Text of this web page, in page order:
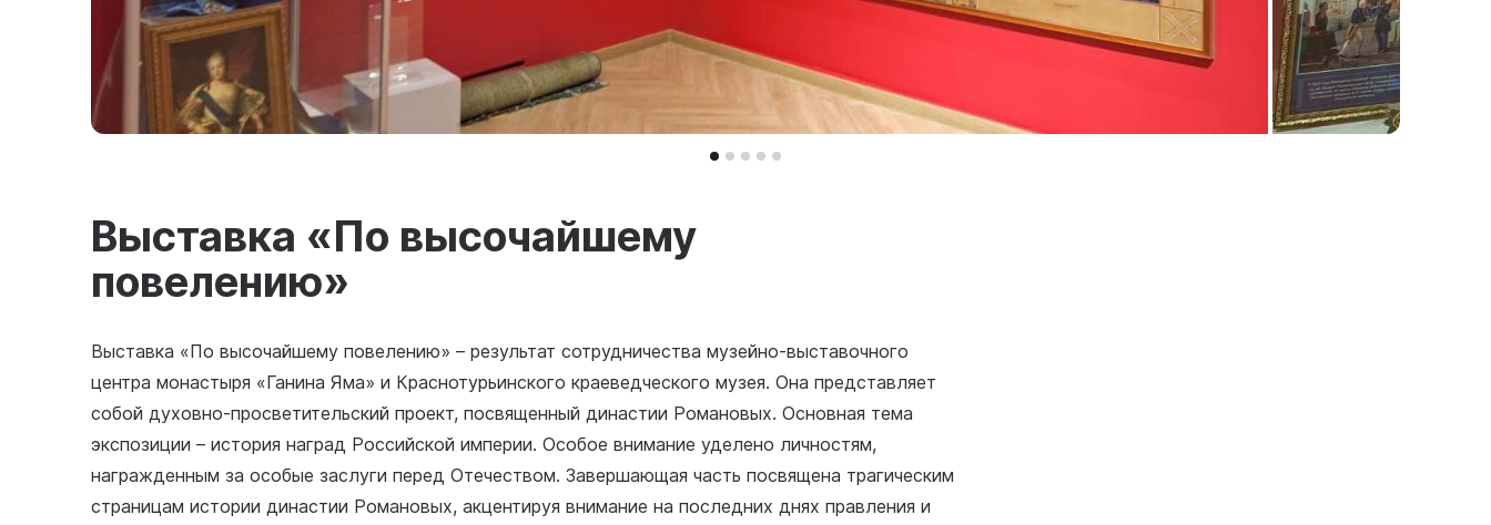
Выставка «По высочайшему
повелению»
Выставка «По высочайшему повелению» – результат сотрудничества музейно-выставочного
центра монастыря «Ганина Яма» и Краснотурьинского краеведческого музея. Она представляет
собой духовно-просветительский проект, посвященный династии Романовых. Основная тема
экспозиции – история наград Российской империи. Особое внимание уделено личностям,
награжденным за особые заслуги перед Отечеством. Завершающая часть посвящена трагическим
страницам истории династии Романовых, акцентируя внимание на последних днях правления и